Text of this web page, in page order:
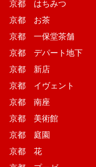
京都 はちみつ
京都 お茶
京都 一保堂茶舗
京都 デパート地下
京都 新店
京都 イヴェント
京都 南座
京都 美術館
京都 庭園
京都 花